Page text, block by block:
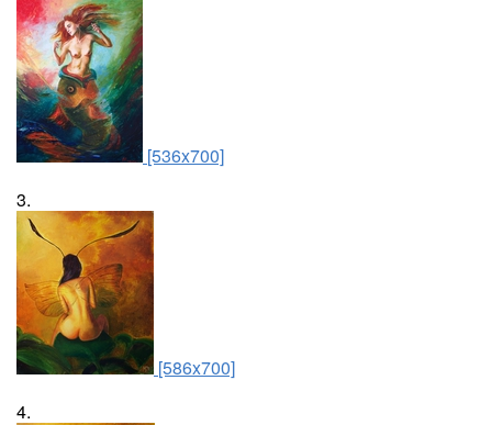
[536x700]
3.
[586x700]
4.